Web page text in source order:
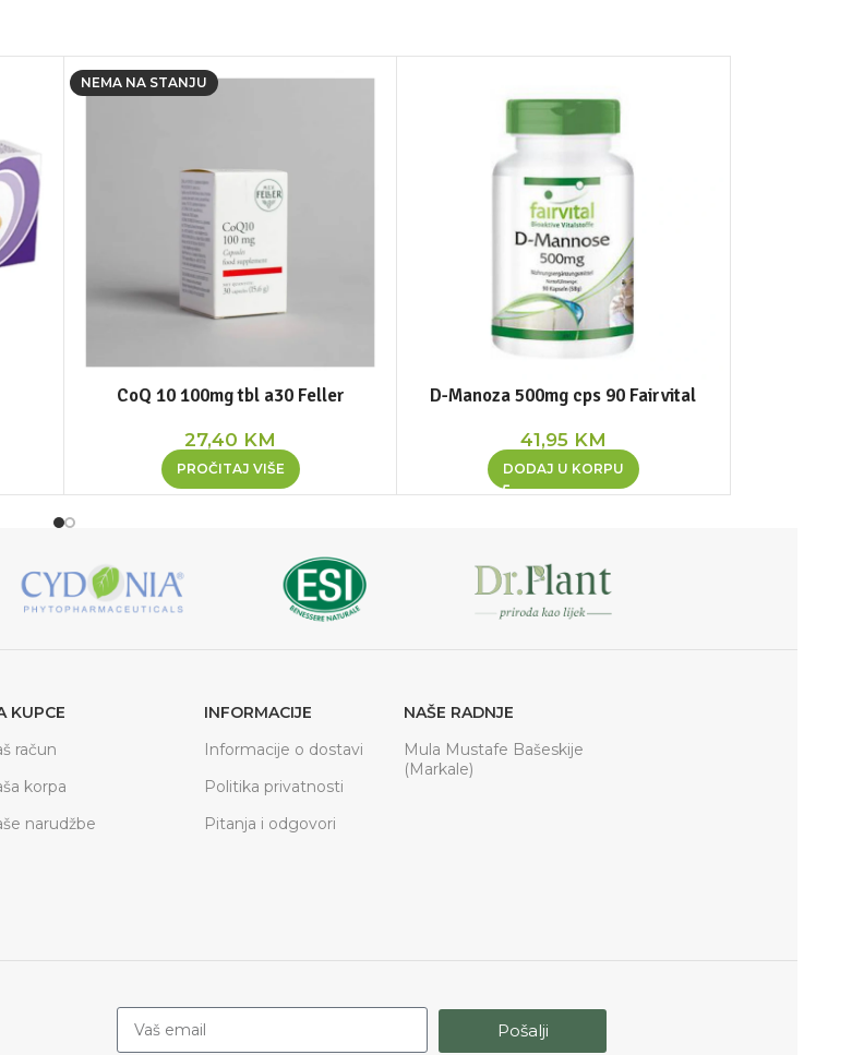
NEMA NA STANJU
CoQ 10 100mg tbl a30 Feller
27,40 KM
PROČITAJ VIŠE
D-Manoza 500mg cps 90 Fairvital
41,95 KM
DODAJ U KORPU
KUPCE
račun
korpa
narudžbe
INFORMACIJE
Informacije o dostavi
Politika privatnosti
Pitanja i odgovori
NAŠE RADNJE
Mula Mustafe Bašeskije
(Markale)
Pošalji